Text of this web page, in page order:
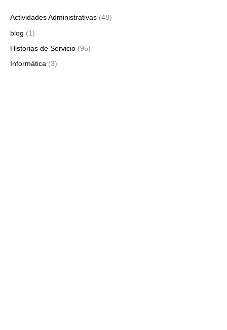
Actividades Administrativas (48)
blog (1)
Historias de Servicio (95)
Informática (3)